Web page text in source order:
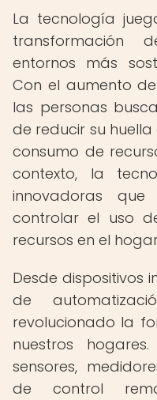
La tecnología
transformación
entornos más
Con el aumento
las personas
de reducir su
consumo de
contexto, la
innovadoras
controlar el uso
recursos en el
Desde dispositivos
de
revolucionado la
nuestros
sensores,
de control